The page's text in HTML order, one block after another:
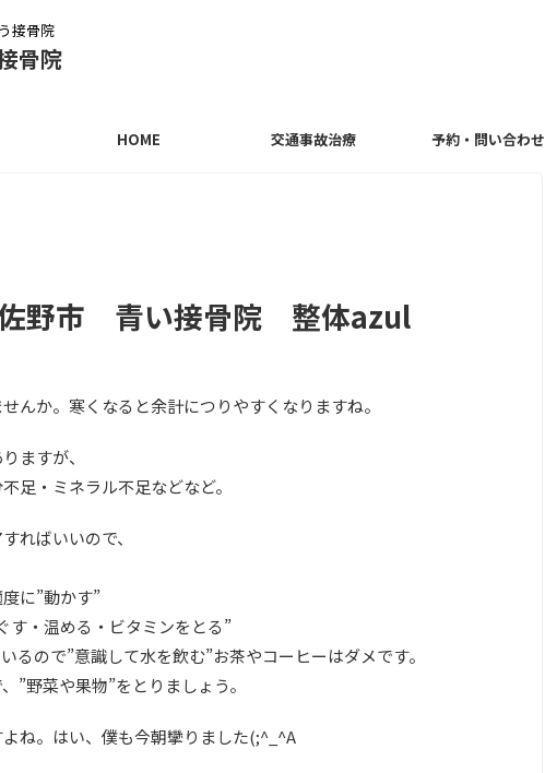
接骨院
骨院
HOME 交通事故治療 予約・問い合わせ
野市 青い接骨院 整体azul
んか。寒くなると余計につりやすくなりますね。
ますが、
足・ミネラル不足などなど。
ればいいので、
に”動かす”
す・温める・ビタミンをとる”
るので”意識して水を飲む”お茶やコーヒーはダメです。
”野菜や果物”をとりましょう。
ね。はい、僕も今朝攣りました(;^_^A